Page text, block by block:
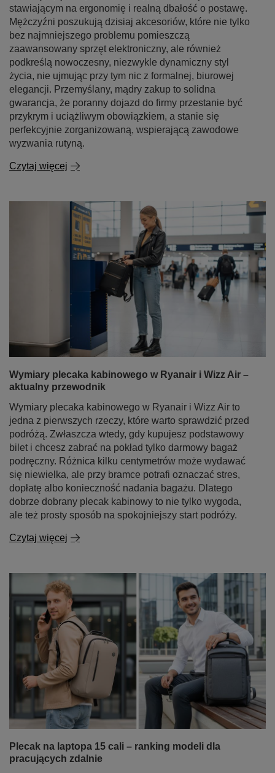
stawiającym na ergonomię i realną dbałość o postawę.
Mężczyźni poszukują dzisiaj akcesoriów, które nie tylko
bez najmniejszego problemu pomieszczą
zaawansowany sprzęt elektroniczny, ale również
podkreślą nowoczesny, niezwykle dynamiczny styl
życia, nie ujmując przy tym nic z formalnej, biurowej
elegancji. Przemyślany, mądry zakup to solidna
gwarancja, że poranny dojazd do firmy przestanie być
przykrym i uciążliwym obowiązkiem, a stanie się
perfekcyjnie zorganizowaną, wspierającą zawodowe
wyzwania rutyną.
Czytaj więcej
Wymiary plecaka kabinowego w Ryanair i Wizz Air –
aktualny przewodnik
Wymiary plecaka kabinowego w Ryanair i Wizz Air to
jedna z pierwszych rzeczy, które warto sprawdzić przed
podróżą. Zwłaszcza wtedy, gdy kupujesz podstawowy
bilet i chcesz zabrać na pokład tylko darmowy bagaż
podręczny. Różnica kilku centymetrów może wydawać
się niewielka, ale przy bramce potrafi oznaczać stres,
dopłatę albo konieczność nadania bagażu. Dlatego
dobrze dobrany plecak kabinowy to nie tylko wygoda,
ale też prosty sposób na spokojniejszy start podróży.
Czytaj więcej
Plecak na laptopa 15 cali – ranking modeli dla
pracujących zdalnie